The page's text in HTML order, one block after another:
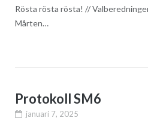
Rösta rösta rösta! //
Mårten…
Protokoll SM6
januari 7, 2025